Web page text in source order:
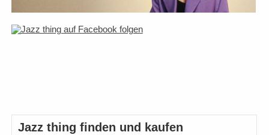
Jazz thing finden und kaufen